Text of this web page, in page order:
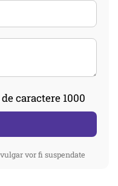
caractere 1000
vor fi suspendate